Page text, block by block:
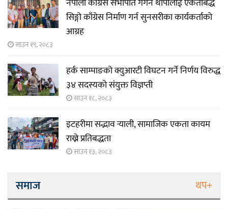
सिङ्गो काँग्रेस निर्माण गर्न सुनसरीका कार्यकर्ताको
आग्रह
साउन १९, २०८३
हर्क साम्पाङको क्युआरटी विघटन गर्ने निर्णय विरुद्ध
३४ सदस्यको संयुक्त विज्ञप्ती
साउन १८, २०८३
इटहरीमा सद्भाव र्‍याली, सामाजिक एकता कायम
राख्ने प्रतिबद्धता
साउन १३, २०८३
समाज थप+